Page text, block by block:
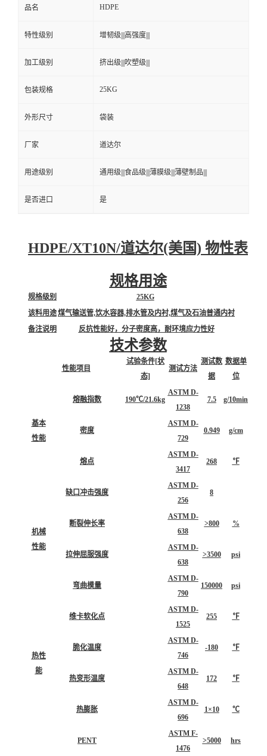
品名 HDPE
特性级别 增韧级|||高强度|||
加工级别 挤出级|||吹塑级|||
包装规格 25KG
外形尺寸 袋装
厂家 道达尔
用途级别 通用级|||食品级|||薄膜级|||薄壁制品|||
是否进口 是
HDPE/XT10N/道达尔(美国) 物性表
规格用途
规格级别
25KG
该料用途煤气输送管,饮水容器,排水管及内衬,煤气及石油普通内衬
备注说明
反抗性能好，分子密度高，耐环境应力性好
技术参数
性能项目
试验条件[状
态]
测试方法
测试数
据
数据单
位
基本
性能
熔融指数 190℃/21.6kg
ASTM D-
1238
7.5 g/10min
密度
ASTM D-
729
0.949 g/cm
熔点
ASTM D-
3417
268 ℉
机械
性能
缺口冲击强度
ASTM D-
256
8
断裂伸长率
ASTM D-
638
>800 %
拉伸屈服强度
ASTM D-
638
>3500 psi
弯曲模量
ASTM D-
790
150000 psi
热性
能
维卡软化点
ASTM D-
1525
255 ℉
脆化温度
ASTM D-
746
-180 ℉
热变形温度
ASTM D-
648
172 ℉
热膨胀
ASTM D-
696
1×10 ℃
PENT
ASTM F-
1476
>5000 hrs